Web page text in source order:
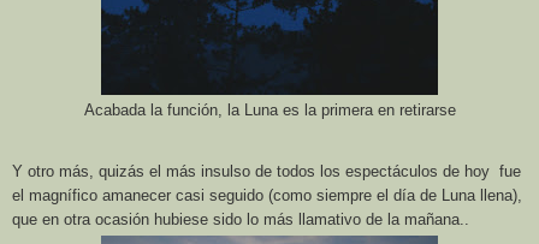
Acabada la función, la Luna es la primera en retirarse
Y otro más, quizás el más insulso de todos los espectáculos de hoy fue
el magnífico amanecer casi seguido (como siempre el día de Luna llena),
que en otra ocasión hubiese sido lo más llamativo de la mañana..